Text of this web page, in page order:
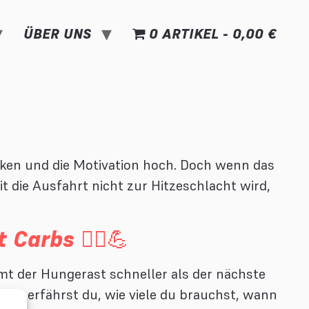
ÜBER UNS 0 ARTIKEL 0,00 €
und die Motivation hoch. Doch wenn das
die Ausfahrt nicht zur Hitzeschlacht wird,
🚴‍♂️💪
der Hungerast schneller als der nächste
erfährst du, wie viele du brauchst, wann